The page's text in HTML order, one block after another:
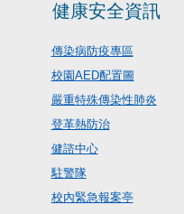
健康安全資訊
傳染病防疫專區
校園AED配置圖
嚴重特殊傳染性肺炎
登革熱防治
健諮中心
駐警隊
校內緊急報案亭